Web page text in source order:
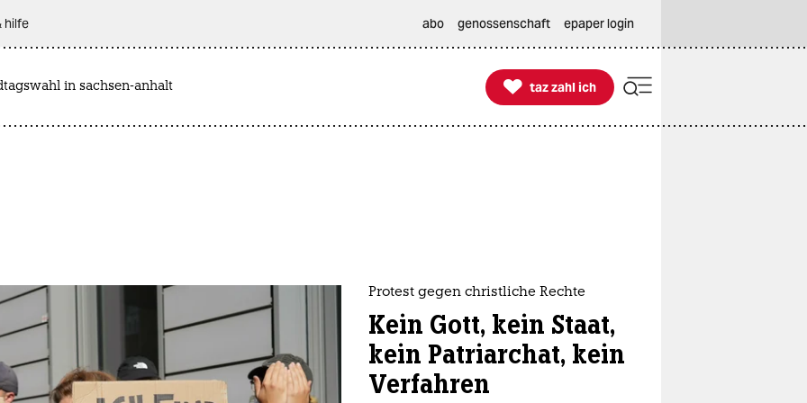
hilfe abo genossenschaft epaper login
in sachsen-anhalt 
taz zahl ich
taz zahl ich
Protest gegen christliche Rechte
Kein Gott, kein Staat,
kein Patriarchat, kein
Verfahren